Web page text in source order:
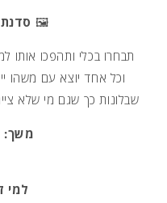
🖼️
תבחרו בכלי ותהפכו אותו
וכל אחד יוצא עם משהו
שבלונות כך שגם מי שלא
משך:
למי